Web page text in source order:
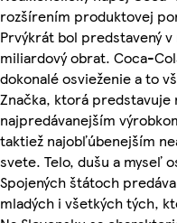
rozšírením produktovej
Prvýkrát bol predstavený
miliardový obrat. Coca-
dokonalé osvieženie a to
Značka, ktorá predstavuje
najpredávanejším
taktiež najobľúbenejším
svete. Telo, dušu a myseľ
Spojených štátoch
mladých i všetkých tých,